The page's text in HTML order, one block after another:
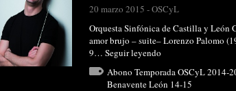
20 marzo 2015 -OSCyL
Orquesta Sinfónica de Castilla y León
amor brujo – suite– Lorenzo Palomo
9… Seguir leyendo
Abono Temporada OSCyL 2014-
Benavente León 14-15